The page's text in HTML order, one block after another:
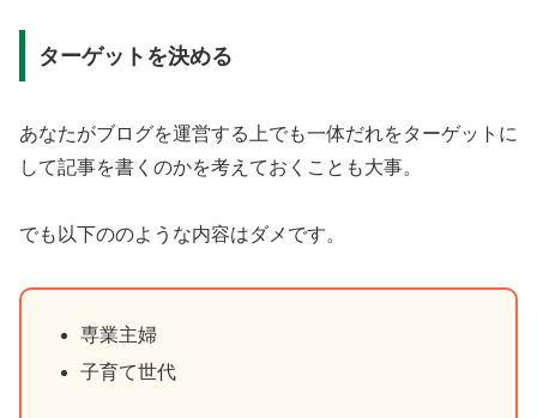
ターゲットを決める
あなたがブログを運営する上でも一体だれをターゲットに
して記事を書くのかを考えておくことも大事。
でも以下ののような内容はダメです。
専業主婦
子育て世代